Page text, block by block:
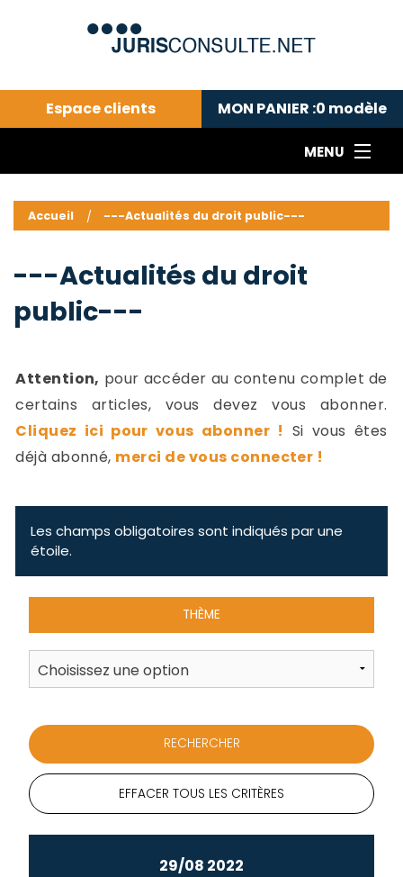
Espace clients MON PANIER :0 modèle
MENU
---Actualités du droit public---
Droit pénal---
Droit privé ---
Abonnement aux actualités
Accueil ---Actualités du droit public---
---Actualités du droit
public---
Attention, pour accéder au contenu complet de
certains articles, vous devez vous abonner.
Cliquez ici pour vous abonner ! Si vous êtes
déjà abonné, merci de vous connecter !
Les champs obligatoires sont indiqués par une
étoile.
THÈME
EFFACER TOUS LES CRITÈRES
29/08 2022